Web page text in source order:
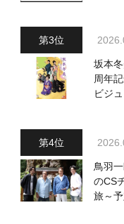
坂本
周年
ビジ
鳥羽
のCS
旅～